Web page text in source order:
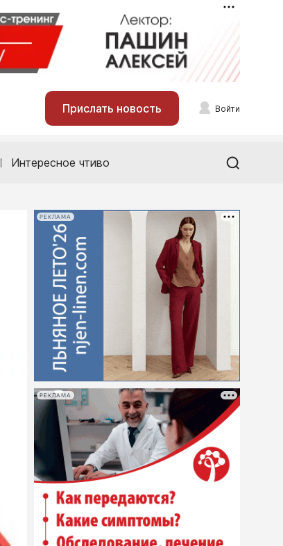
Прислать новость Войти
Интересное чтиво
РЕКЛАМА
РЕКЛАМА